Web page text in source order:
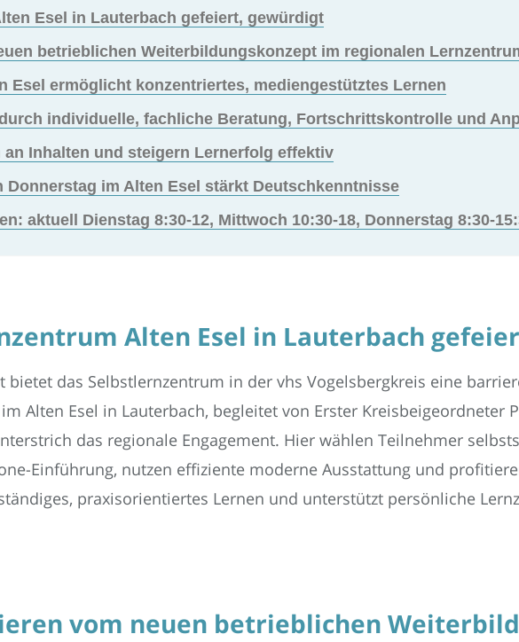
Esel in Lauterbach gefeiert, gewürdigt
betrieblichen Weiterbildungskonzept im regionalen
Esel ermöglicht konzentriertes, mediengestütztes Lernen
individuelle, fachliche Beratung, Fortschrittskontrolle und
Inhalten und steigern Lernerfolg effektiv
im Alten Esel stärkt Deutschkenntnisse
aktuell Dienstag 8:30-12, Mittwoch 10:30-18, Donnerstag 8:30-
Alten Esel in Lauterbach
bietet das Selbstlernzentrum in der vhs Vogelsbergkreis eine
Alten Esel in Lauterbach, begleitet von Erster Kreisbeigeordneter
das regionale Engagement. Hier wählen Teilnehmer
Einführung, nutzen effiziente moderne Ausstattung und
praxisorientiertes Lernen und unterstützt persönliche
vom neuen betrieblichen